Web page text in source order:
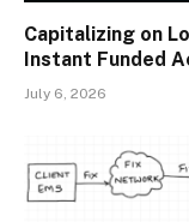
Capitalizing on
Instant Funded
July 6, 2026